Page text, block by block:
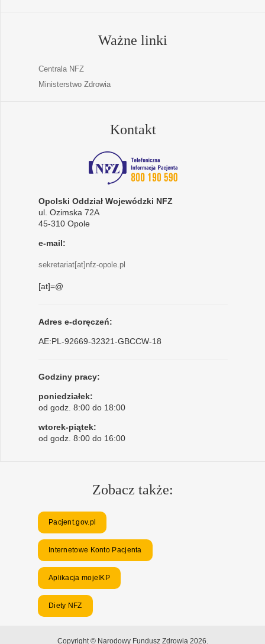
Ważne linki
Centrala NFZ
Ministerstwo Zdrowia
Kontakt
Opolski Oddział Wojewódzki NFZ
ul. Ozimska 72A
45-310 Opole
e-mail:
sekretariat[at]nfz-opole.pl
[at]=@
Adres e-doręczeń:
AE:PL-92669-32321-GBCCW-18
Godziny pracy:
poniedziałek:
od godz. 8:00 do 18:00
wtorek-piątek:
od godz. 8:00 do 16:00
Zobacz także:
Pacjent.gov.pl
Internetowe Konto Pacjenta
Aplikacja mojeIKP
Diety NFZ
Copyright © Narodowy Fundusz Zdrowia 2026.